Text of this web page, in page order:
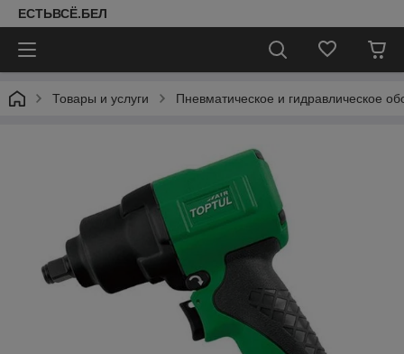
ЕСТЬВСЁ.БЕЛ
Товары и услуги Пневматическое и гидравлическое